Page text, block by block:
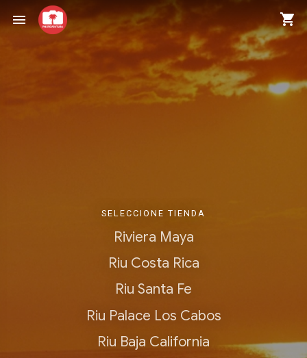
menu shopping_cart
SELECCIONE TIENDA
Riviera Maya
Riu Costa Rica
Riu Santa Fe
Riu Palace Los Cabos
Riu Baja California